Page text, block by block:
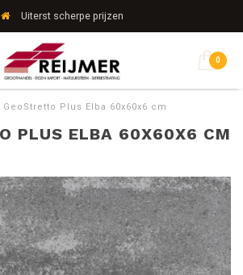
Uiterst scherpe prijzen
0
GeoStretto Plus Elba 60x60x6 cm
PLUS ELBA 60X60X6 CM